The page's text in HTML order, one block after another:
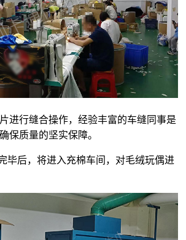
进行缝合操作，经验丰富的车缝同事是
确保质量的坚实保障。
毕后，将进入充棉车间，对毛绒玩偶进